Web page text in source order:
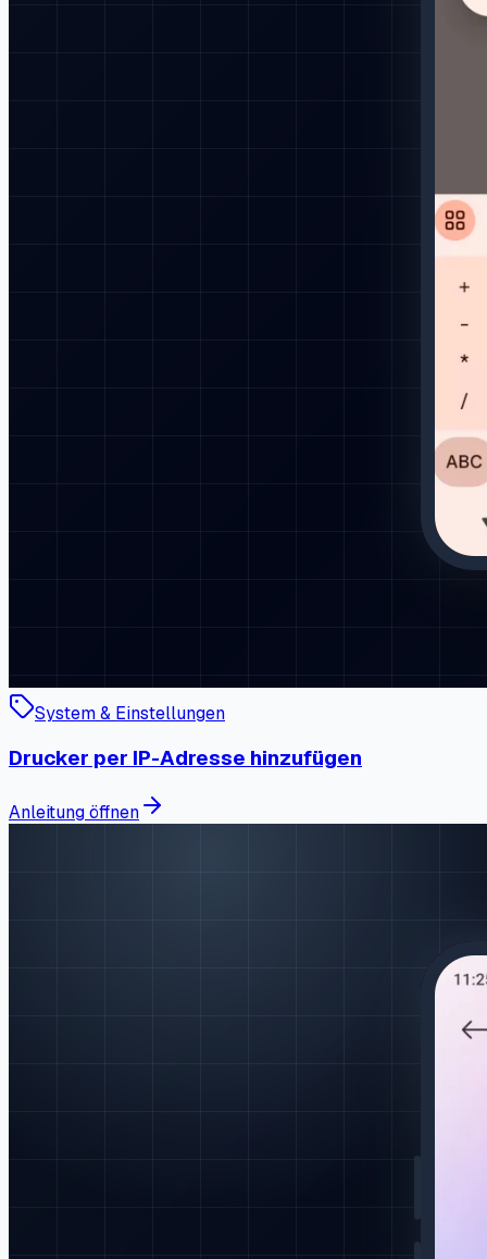
System & Einstellungen
Drucker per IP-Adresse hinzufügen
Anleitung öffnen